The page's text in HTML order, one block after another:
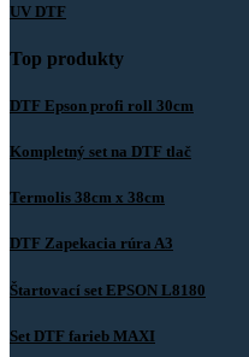
UV DTF
Top produkty
DTF Epson profi roll 30cm
Kompletný set na DTF tlač
Termolis 38cm x 38cm
DTF Zapekacia rúra A3
Štartovací set EPSON L8180
Set DTF farieb MAXI